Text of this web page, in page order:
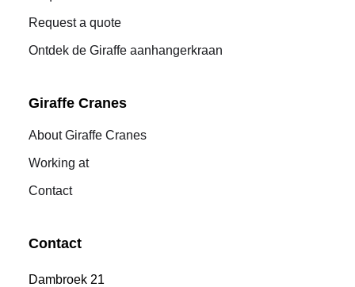
Request a quote
Ontdek de Giraffe aanhangerkraan
Giraffe Cranes
About Giraffe Cranes
Working at
Contact
Contact
Dambroek 21